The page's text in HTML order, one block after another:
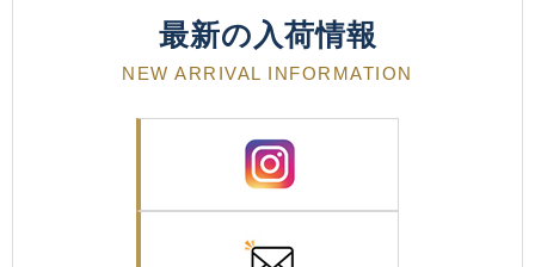
最新の入荷情報
NEW ARRIVAL INFORMATION